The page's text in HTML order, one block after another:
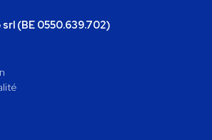
(BE 0550.639.702)